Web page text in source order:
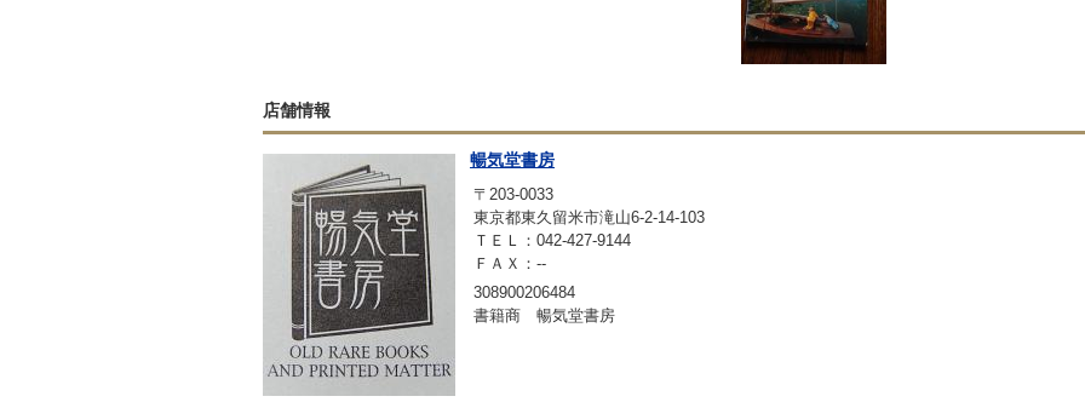
店舗情報
暢気堂書房
〒203-0033
東京都東久留米市滝山6-2-14-103
ＴＥＬ：042-427-9144
ＦＡＸ：--
308900206484
書籍商 暢気堂書房